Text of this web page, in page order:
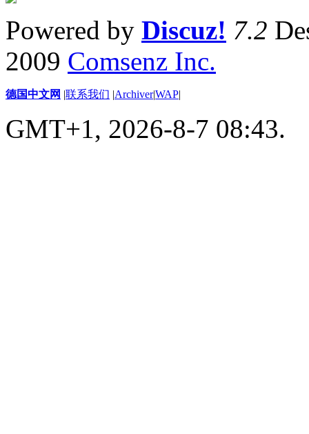
Powered by Discuz! 7.2
2009 Comsenz Inc.
德国中文网 |联系我们 |Archiver|WAP|
GMT+1, 2026-8-7 08:43.